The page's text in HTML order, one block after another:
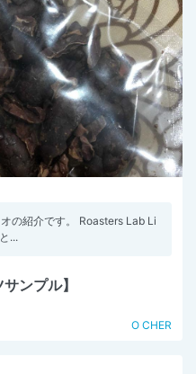
の紹介です。 Roasters Lab Li
...
ンプル】
O CHER